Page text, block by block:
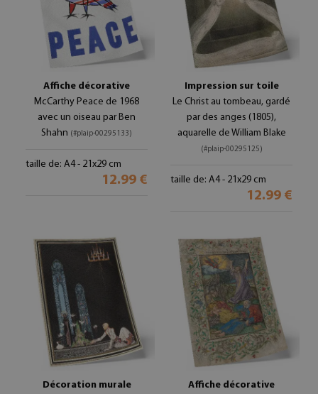
Affiche décorative
McCarthy Peace de 1968
avec un oiseau par Ben
Shahn (#plaip-00295133)
taille de: A4 - 21x29 cm
12.99 €
Impression sur toile
Le Christ au tombeau, gardé
par des anges (1805),
aquarelle de William Blake
(#plaip-00295125)
taille de: A4 - 21x29 cm
12.99 €
Décoration murale
Affiche décorative